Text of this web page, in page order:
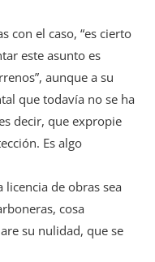
con el caso, “es cierto
este asunto es
aunque a su
que todavía no se ha
decir, que expropie
Es algo
licencia de obras sea
cosa
su nulidad, que se